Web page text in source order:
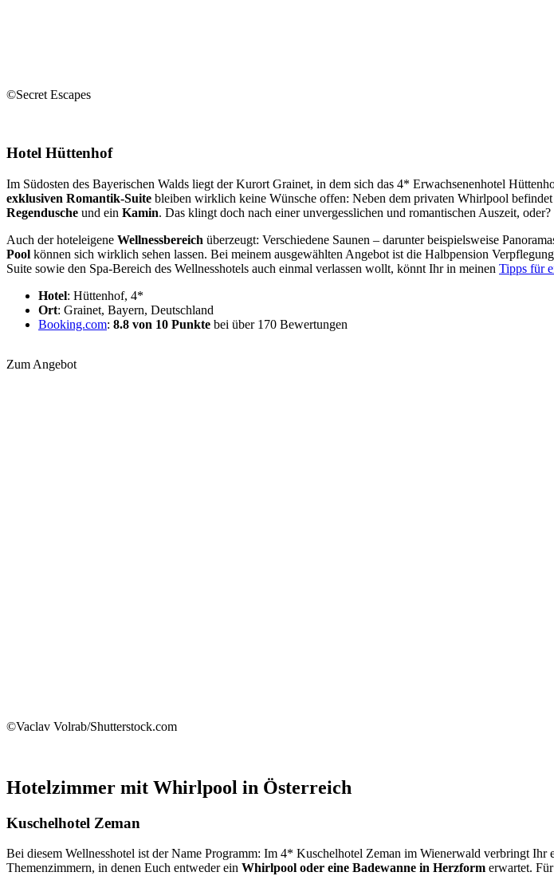
©Secret Escapes
Hotel Hüttenhof
Im Südosten des Bayerischen Walds liegt der Kurort Grainet, in dem sich das 4* Erwachsenenhotel
exklusiven Romantik-Suite bleiben wirklich keine Wünsche offen: Neben dem privaten Whirlpool
Regendusche und ein Kamin. Das klingt doch nach einer unvergesslichen und romantischen Auszeit, oder?
Auch der hoteleigene Wellnessbereich überzeugt: Verschiedene Saunen – darunter beispielsweise
Pool können sich wirklich sehen lassen. Bei meinem ausgewählten Angebot ist die Halbpension
Suite sowie den Spa-Bereich des Wellnesshotels auch einmal verlassen wollt, könnt Ihr in meinen Tipps für
Hotel: Hüttenhof, 4*
Ort: Grainet, Bayern, Deutschland
Booking.com: 8.8 von 10 Punkte bei über 170 Bewertungen
Zum Angebot
©Vaclav Volrab/Shutterstock.com
Hotelzimmer mit Whirlpool in Österreich
Kuschelhotel Zeman
Bei diesem Wellnesshotel ist der Name Programm: Im 4* Kuschelhotel Zeman im Wienerwald verbringt
Themenzimmern, in denen Euch entweder ein Whirlpool oder eine Badewanne in Herzform erwartet.